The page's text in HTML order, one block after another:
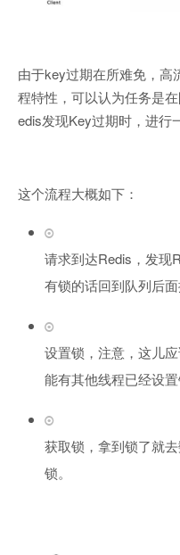
由于key过期在所难免，高
程特性，可以认为任务是
edis发现Key过期时，进行
这个流程大概如下：
请求到达Redis，发现
有锁的话回到队列后
设置锁，注意，这儿
能有其他线程已经设
获取锁，拿到锁了就
锁。